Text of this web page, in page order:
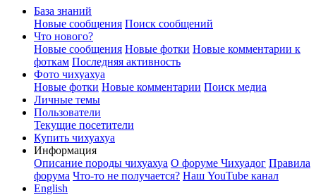
База знаний
Новые сообщения Поиск сообщений
Что нового?
Новые сообщения Новые фотки Новые комментарии к
фоткам Последняя активность
Фото чихуахуа
Новые фотки Новые комментарии Поиск медиа
Личные темы
Пользователи
Текущие посетители
Купить чихуахуа
Информация
Описание породы чихуахуа О форуме Чихуадог Правила
форума Что-то не получается? Наш YouTube канал
English